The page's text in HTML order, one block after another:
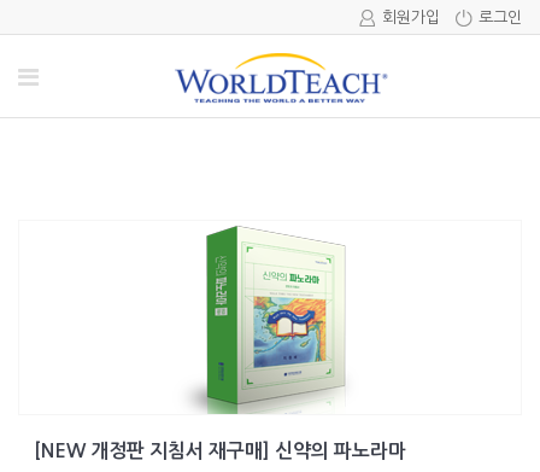
로그인
회원가입
[NEW 개정판 지침서 재구매] 신약의 파노라마